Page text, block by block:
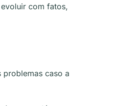
com fatos,
caso a